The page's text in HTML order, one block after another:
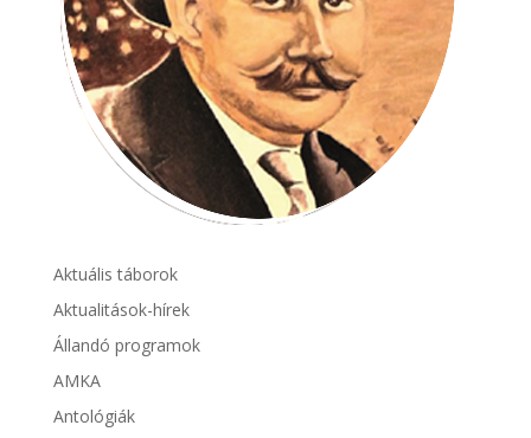
Aktuális táborok
Aktualitások-hírek
Állandó programok
AMKA
Antológiák